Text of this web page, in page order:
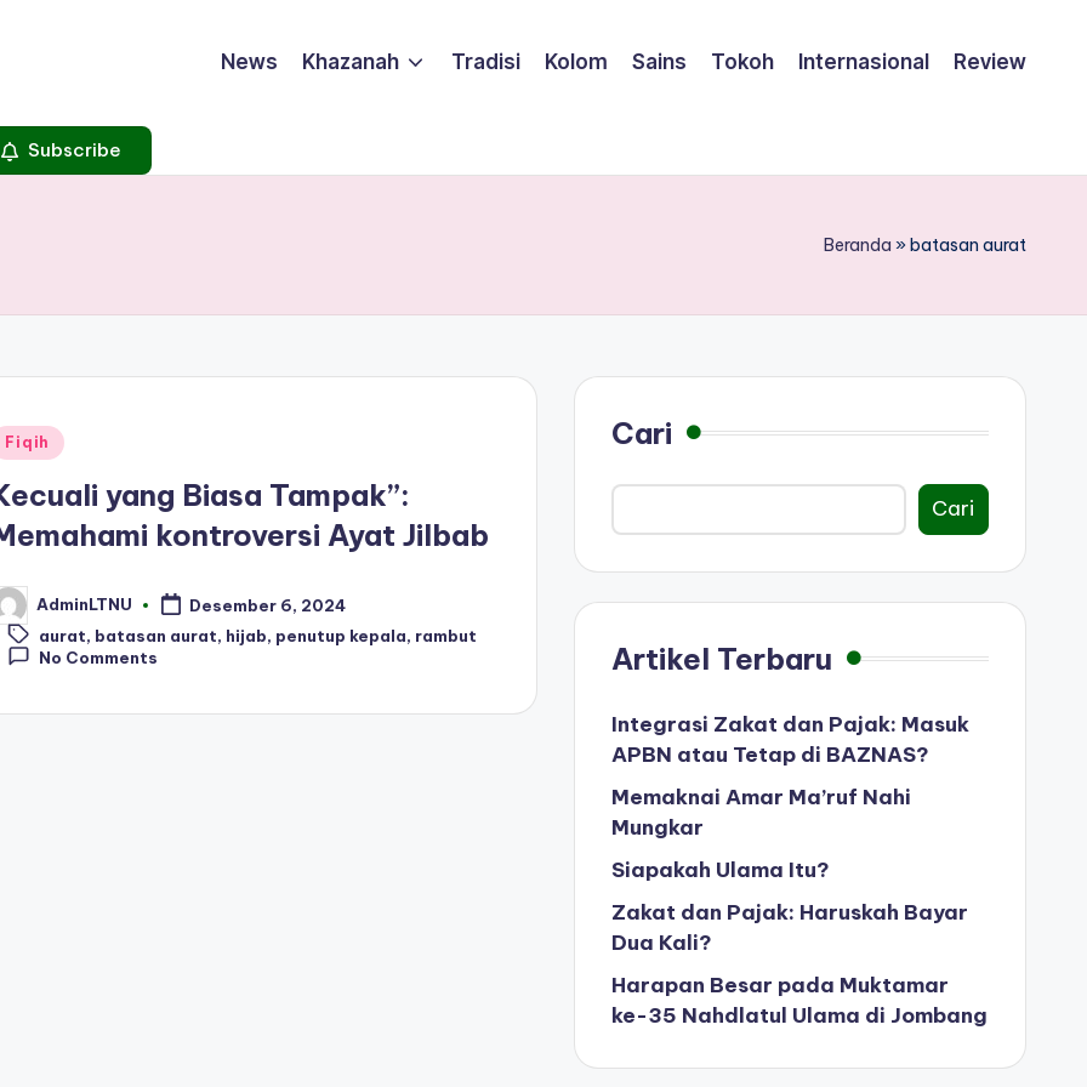
News Khazanah Tradisi Kolom Sains Tokoh Internasional Review
Subscribe
Beranda »batasan aurat
Fiqih
yang Biasa Tampak”:
kontroversi Ayat Jilbab
AdminLTNU
Desember 6, 2024
Tags:
aurat, batasan aurat, hijab, penutup kepala, rambut
No Comments
Cari
Cari
Artikel Terbaru
Integrasi Zakat dan Pajak: Masuk
APBN atau Tetap di BAZNAS?
Memaknai Amar Ma’ruf Nahi
Mungkar
Siapakah Ulama Itu?
Zakat dan Pajak: Haruskah Bayar
Dua Kali?
Harapan Besar pada Muktamar
ke-35 Nahdlatul Ulama di Jombang